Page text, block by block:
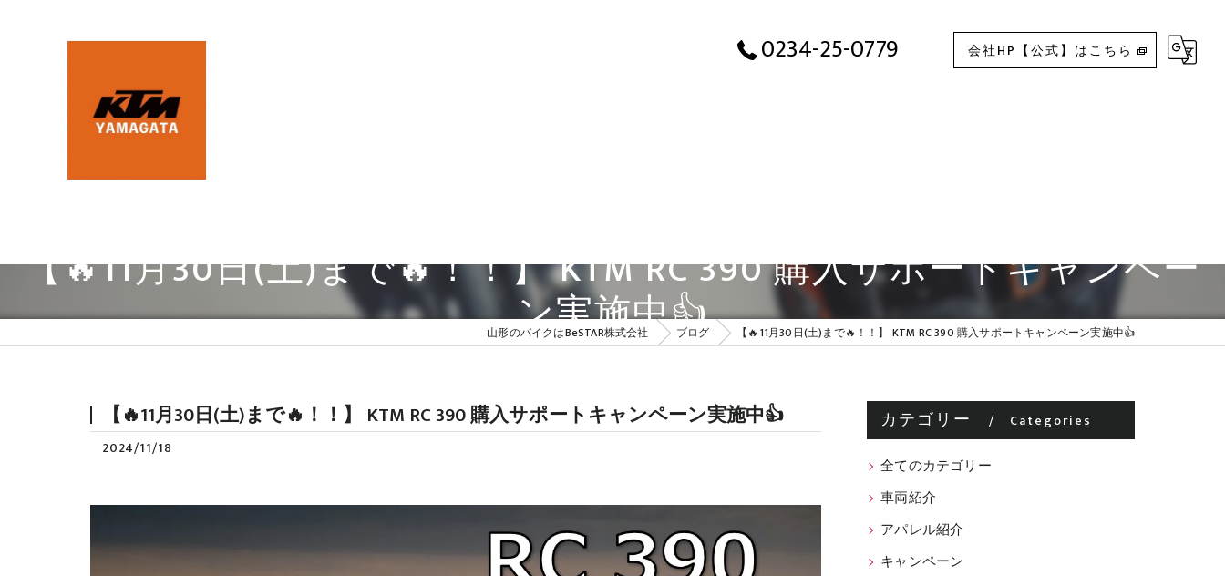
0234-25-0779 会社HP【公式】はこちら
【🔥11月30日(土)まで🔥！！】 KTM RC 390 購入サポートキャンペー
ン実施中👍
山形のバイクはBeSTAR株式会社 ブログ 【🔥11月30日(土)まで🔥！！】 KTM RC 390 購入サポートキャンペーン実施中👍
【🔥11月30日(土)まで🔥！！】 KTM RC 390 購入サポートキャンペーン実施中👍
2024/11/18
カテゴリー Categories
全てのカテゴリー
車両紹介
アパレル紹介
キャンペーン